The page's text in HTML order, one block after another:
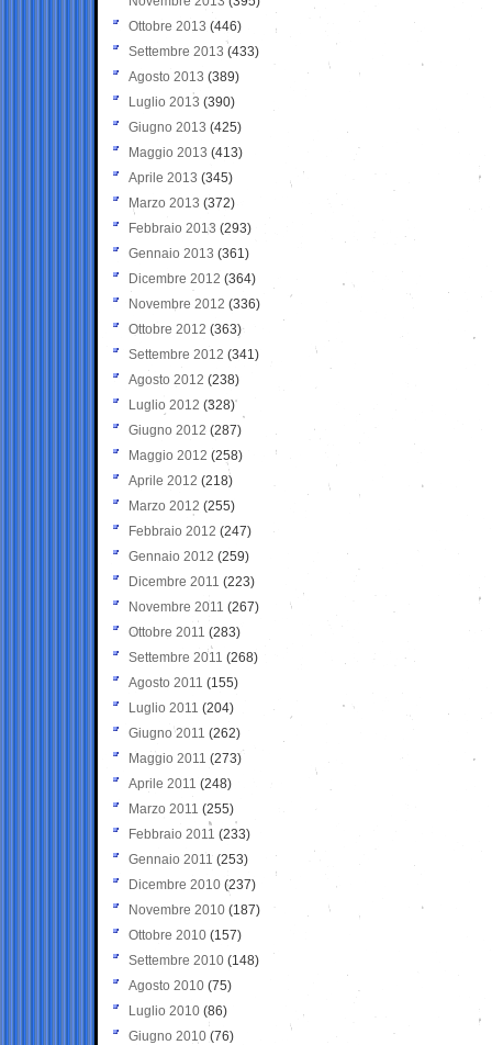
Ottobre 2013 (446)
Settembre 2013 (433)
Agosto 2013 (389)
Luglio 2013 (390)
Giugno 2013 (425)
Maggio 2013 (413)
Aprile 2013 (345)
Marzo 2013 (372)
Febbraio 2013 (293)
Gennaio 2013 (361)
Dicembre 2012 (364)
Novembre 2012 (336)
Ottobre 2012 (363)
Settembre 2012 (341)
Agosto 2012 (238)
Luglio 2012 (328)
Giugno 2012 (287)
Maggio 2012 (258)
Aprile 2012 (218)
Marzo 2012 (255)
Febbraio 2012 (247)
Gennaio 2012 (259)
Dicembre 2011 (223)
Novembre 2011 (267)
Ottobre 2011 (283)
Settembre 2011 (268)
Agosto 2011 (155)
Luglio 2011 (204)
Giugno 2011 (262)
Maggio 2011 (273)
Aprile 2011 (248)
Marzo 2011 (255)
Febbraio 2011 (233)
Gennaio 2011 (253)
Dicembre 2010 (237)
Novembre 2010 (187)
Ottobre 2010 (157)
Settembre 2010 (148)
Agosto 2010 (75)
Luglio 2010 (86)
Giugno 2010 (76)